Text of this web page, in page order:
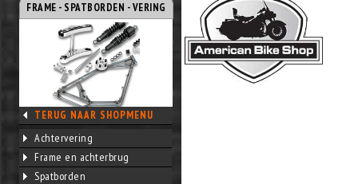
FRAME - SPATBORDEN - VERING
TERUG NAAR SHOPMENU
Achtervering
Frame en achterbrug
Spatborden